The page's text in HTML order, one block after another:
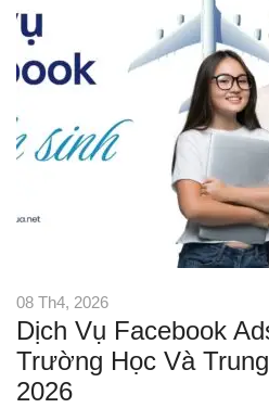
08 Th4, 2026
Dịch Vụ Facebook
Trường Học Và
2026